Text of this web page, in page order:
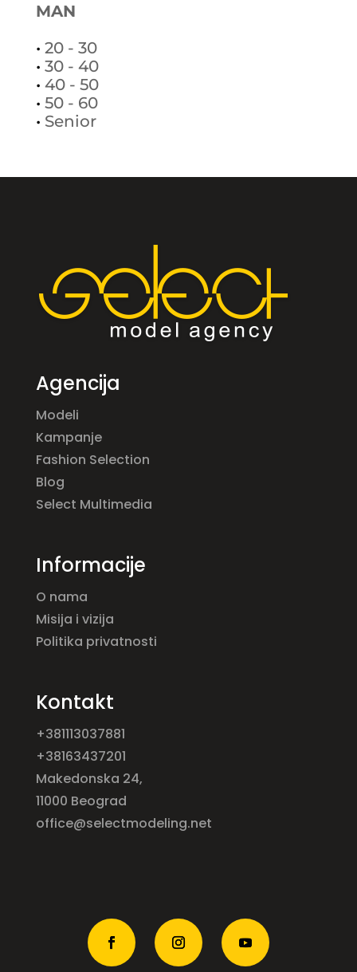
MAN
• 20 - 30
• 30 - 40
• 40 - 50
• 50 - 60
• Senior
Agencija
Modeli
Kampanje
Fashion Selection
Blog
Select Multimedia
Informacije
O nama
Misija i vizija
Politika privatnosti
Kontakt
+381113037881
+38163437201
Makedonska 24,
11000 Beograd
office@selectmodeling.net